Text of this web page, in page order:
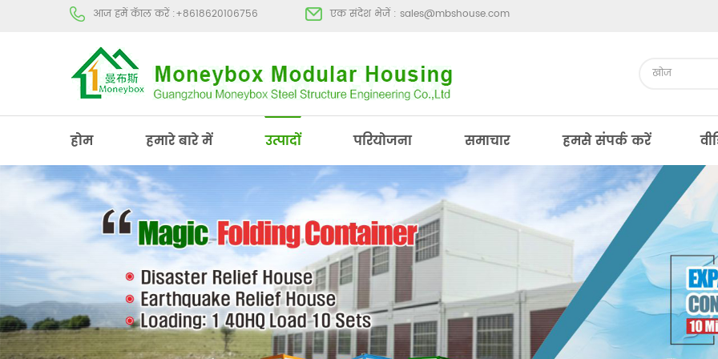
आज हमें कॅाल करें :+8618620106756 एक संदेश भेजें : sales@mbshouse.com
होम हमारे बारे में उत्पादों परियोजना समाचार हमसे संपर्क करें